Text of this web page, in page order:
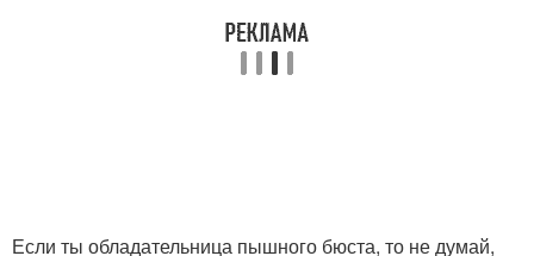
Если ты обладательница пышного бюста, то не думай,